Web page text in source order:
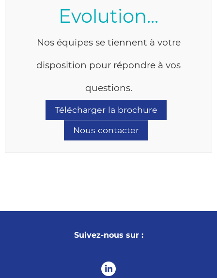
Evolution...
Nos équipes se tiennent à votre
disposition pour répondre à vos
questions.
Télécharger la brochure
Nous contacter
Suivez-nous sur :